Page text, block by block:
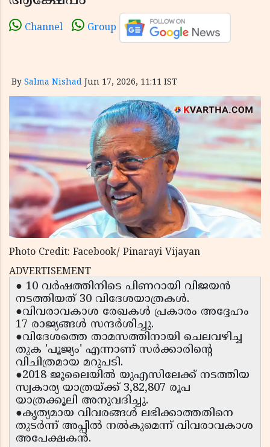
Channel Group
By Salma Nishad Jun 17, 2026, 11:11 IST
Photo Credit: Facebook/ Pinarayi Vijayan
ADVERTISEMENT
● 10 വർഷത്തിനിടെ പിണറായി വിജയൻ
നടത്തിയത് 30 വിദേശയാത്രകൾ.
●വിവരാവകാശ രേഖകൾ പ്രകാരം അദ്ദേഹം
17 രാജ്യങ്ങൾ സന്ദർശിച്ചു.
●വിദേശത്തെ താമസത്തിനായി ചെലവഴിച്ച
തുക 'പൂജ്യം' എന്നാണ് സർക്കാരിന്റെ
വിചിത്രമായ മറുപടി.
●2018 ജൂലൈയിൽ യുഎസിലേക്ക് നടത്തിയ
സ്വകാര്യ യാത്രയ്ക്ക് 3,82,807 രൂപ
യാത്രക്കൂലി അനുവദിച്ചു.
●കൃത്യമായ വിവരങ്ങൾ ലഭിക്കാത്തതിനെ
തുടർന്ന് അപ്പീൽ നൽകുമെന്ന് വിവരാവകാശ
അപേക്ഷകൻ.